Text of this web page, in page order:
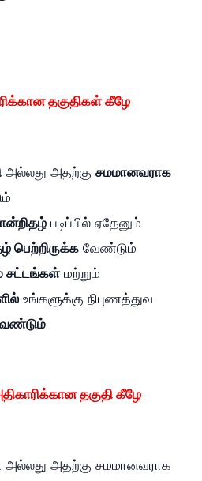
தகுதிகள் கீழே
அல்லது அதற்கு சமமானவராக
படிப்பில் ஏதேனும்
பெற்றிருக்க வேண்டும்
சட்டங்கள் மற்றும்
உங்களுக்கு நிபுணத்துவ
தகுதி கீழே
அல்லது அதற்கு சமமானவராக